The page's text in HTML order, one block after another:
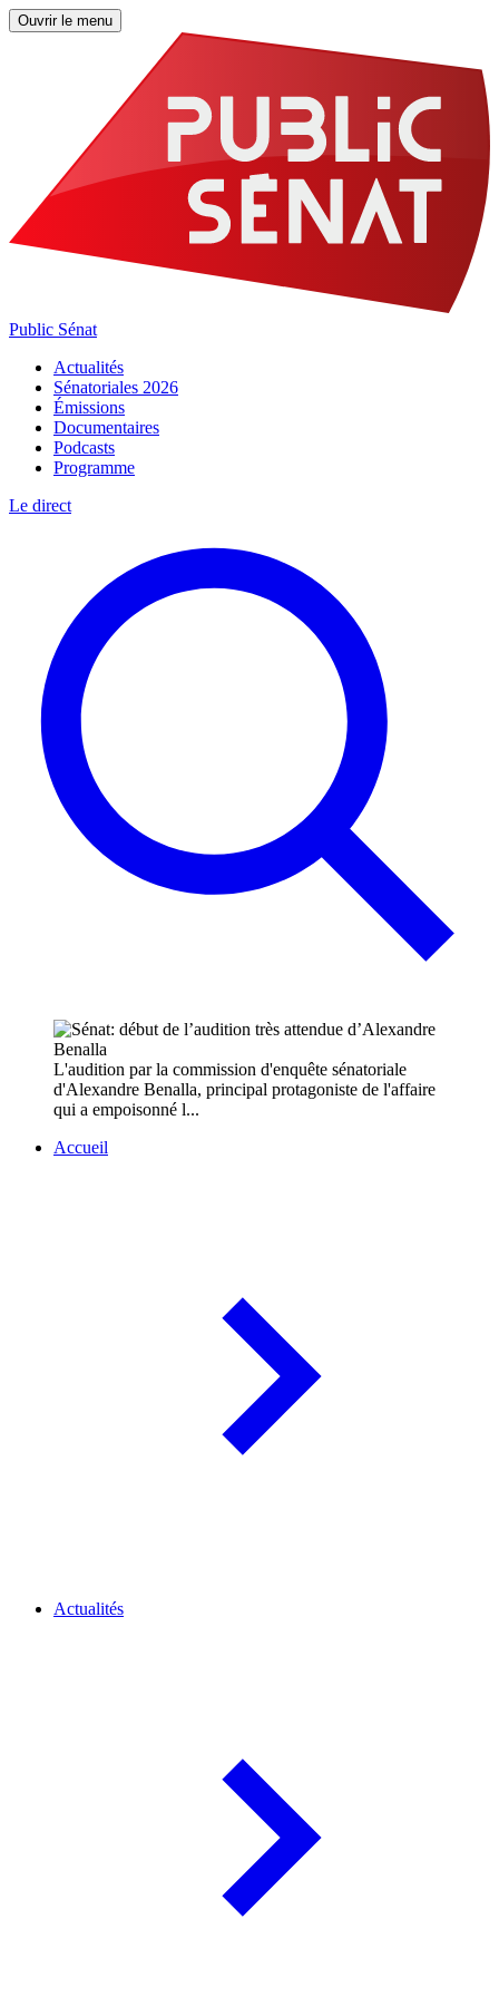
Ouvrir le menu
Public Sénat
Actualités
Sénatoriales 2026
Émissions
Documentaires
Podcasts
Programme
Le direct
L'audition par la commission d'enquête sénatoriale
d'Alexandre Benalla, principal protagoniste de l'affaire
qui a empoisonné l...
Accueil
Actualités